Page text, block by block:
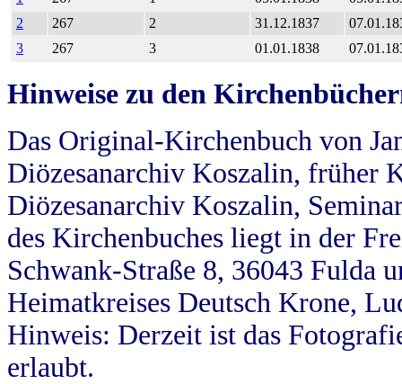
2
267 2 31.12.1837
3
267 3 01.01.1838
Hinweise zu den
Das Original-Kirchenbuch von
Diözesanarchiv Koszalin, früher
Diözesanarchiv Koszalin,
des Kirchenbuches liegt in der
Schwank-Straße 8, 36043 Fulda
Heimatkreises Deutsch Krone,
Hinweis: Derzeit ist das
erlaubt.